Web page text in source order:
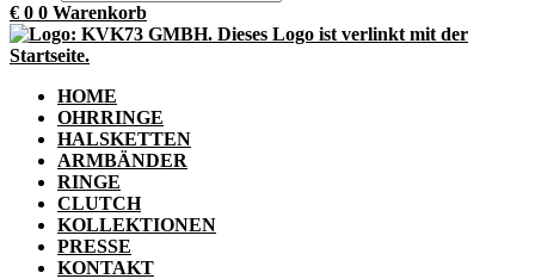
€ 0 0 Warenkorb
HOME
OHRRINGE
HALSKETTEN
ARMBÄNDER
RINGE
CLUTCH
KOLLEKTIONEN
PRESSE
KONTAKT